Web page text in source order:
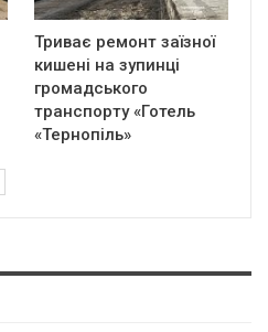
Триває ремонт заїзної
кишені на зупинці
громадського
транспорту «Готель
«Тернопіль»